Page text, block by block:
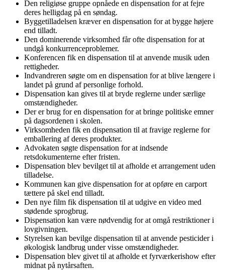
Den religiøse gruppe opnåede en dispensation for at fejre
deres helligdag på en søndag.
Byggetilladelsen kræver en dispensation for at bygge højere
end tilladt.
Den dominerende virksomhed får ofte dispensation for at
undgå konkurrenceproblemer.
Konferencen fik en dispensation til at anvende musik uden
rettigheder.
Indvandreren søgte om en dispensation for at blive længere i
landet på grund af personlige forhold.
Dispensation kan gives til at bryde reglerne under særlige
omstændigheder.
Der er brug for en dispensation for at bringe politiske emner
på dagsordenen i skolen.
Virksomheden fik en dispensation til at fravige reglerne for
emballering af deres produkter.
Advokaten søgte dispensation for at indsende
retsdokumenterne efter fristen.
Dispensation blev bevilget til at afholde et arrangement uden
tilladelse.
Kommunen kan give dispensation for at opføre en carport
tættere på skel end tilladt.
Den nye film fik dispensation til at udgive en video med
stødende sprogbrug.
Dispensation kan være nødvendig for at omgå restriktioner i
lovgivningen.
Styrelsen kan bevilge dispensation til at anvende pesticider i
økologisk landbrug under visse omstændigheder.
Dispensation blev givet til at afholde et fyrværkerishow efter
midnat på nytårsaften.